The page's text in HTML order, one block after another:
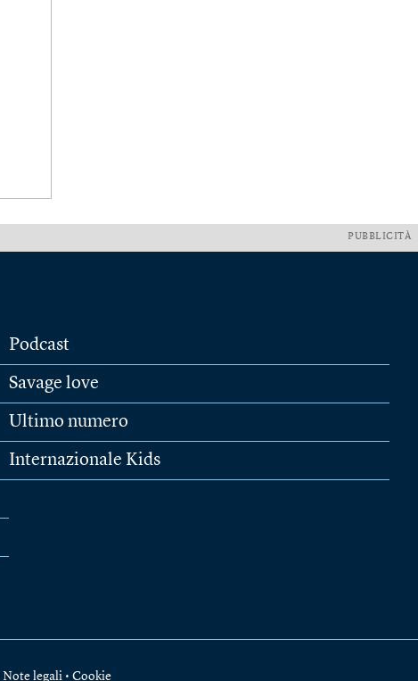
PUBBLICITÀ
Podcast
Savage love
Ultimo numero
Internazionale Kids
Note legali • Cookie